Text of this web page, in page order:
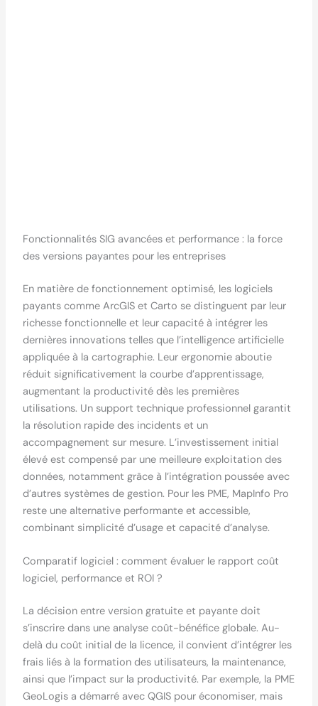
Fonctionnalités SIG avancées et performance : la force
des versions payantes pour les entreprises
En matière de fonctionnement optimisé, les logiciels
payants comme ArcGIS et Carto se distinguent par leur
richesse fonctionnelle et leur capacité à intégrer les
dernières innovations telles que l’intelligence artificielle
appliquée à la cartographie. Leur ergonomie aboutie
réduit significativement la courbe d’apprentissage,
augmentant la productivité dès les premières
utilisations. Un support technique professionnel garantit
la résolution rapide des incidents et un
accompagnement sur mesure. L’investissement initial
élevé est compensé par une meilleure exploitation des
données, notamment grâce à l’intégration poussée avec
d’autres systèmes de gestion. Pour les PME, MapInfo Pro
reste une alternative performante et accessible,
combinant simplicité d’usage et capacité d’analyse.
Comparatif logiciel : comment évaluer le rapport coût
logiciel, performance et ROI ?
La décision entre version gratuite et payante doit
s’inscrire dans une analyse coût-bénéfice globale. Au-
delà du coût initial de la licence, il convient d’intégrer les
frais liés à la formation des utilisateurs, la maintenance,
ainsi que l’impact sur la productivité. Par exemple, la PME
GeoLogis a démarré avec QGIS pour économiser, mais